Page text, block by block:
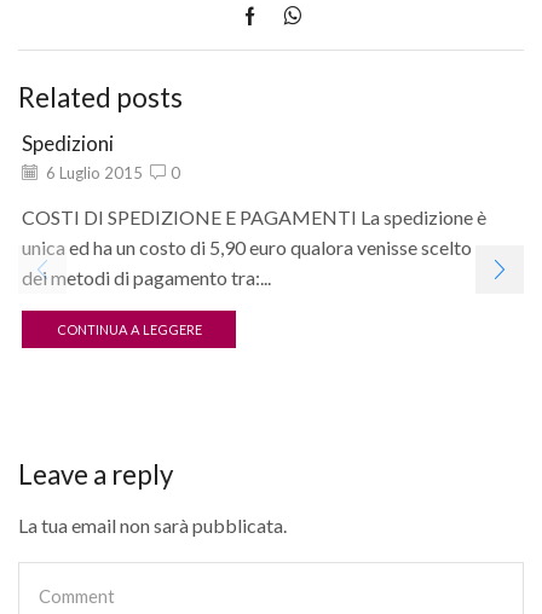
Related posts
Spedizioni
6 Luglio 2015 0
COSTI DI SPEDIZIONE E PAGAMENTI La spedizione è
unica ed ha un costo di 5,90 euro qualora venisse scelto uno
dei metodi di pagamento tra:...
CONTINUA A LEGGERE
Leave a reply
La tua email non sarà pubblicata.